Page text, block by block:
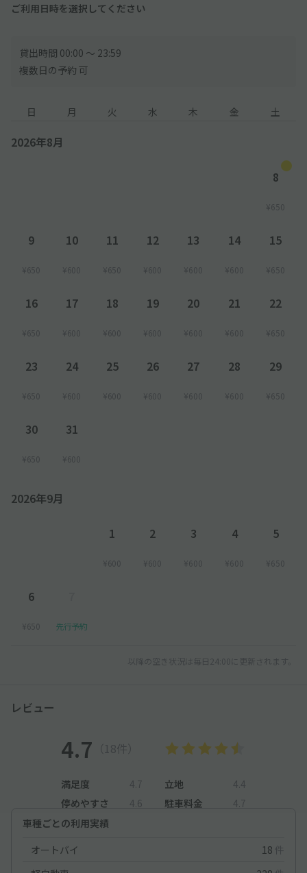
ご利用日時を選択してください
貸出時間 00:00 〜 23:59
複数日の予約 可
日 月 火 水 木 金 土
2026年8月
8
¥650
9
¥650
10
¥600
11
¥650
12
¥600
13
¥600
14
¥600
15
¥650
16
¥650
17
¥600
18
¥600
19
¥600
20
¥600
21
¥600
22
¥650
23
¥650
24
¥600
25
¥600
26
¥600
27
¥600
28
¥600
29
¥650
30
¥650
31
¥600
2026年9月
1
¥600
2
¥600
3
¥600
4
¥600
5
¥650
6
¥650 先行予約
以降の空き状況は毎日24:00に更新されます。
レビュー
4.7 （18件）
満足度 4.7 立地
4.4
停めやすさ
4.6 駐車料金
4.7
車種ごとの利用実績
オートバイ
18 件